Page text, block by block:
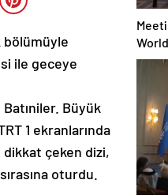
bölümüyle
ile geceye
Büyük
1 ekranlarında
çeken dizi,
oturdu.